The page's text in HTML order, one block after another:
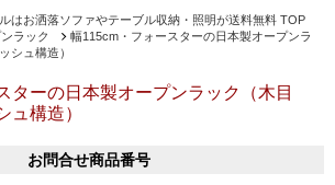
はお洒落ソファやテーブル収納・照明が送料無料 TOP
ラック
幅115cm・フォースターの日本製オープンラ
シュ構造）
ターの日本製オープンラック（木目
ュ構造）
お問合せ商品番号